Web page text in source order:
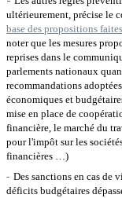
ultérieurement, précise le
base des propositions
noter que les mesures
reprises dans le
parlements nationaux
recommandations
économiques et
mise en place de
financière, le marché du
pour l'impôt sur les
financières …)
-Des sanctions en cas de
déficits budgétaires